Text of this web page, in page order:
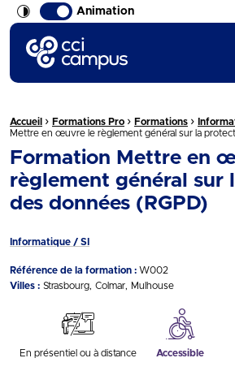
Animation
CCI Campus La formation qui vous ressemble
Fil d'Ariane :
Accueil › Formations Pro › Formations ›
Mettre en œuvre le règlement général sur la
Formation Mettre en
règlement général sur
des données (RGPD)
Informatique / SI
Référence de la formation : W002
Villes : Strasbourg Colmar Mulhouse
En présentiel ou à distance Accessible